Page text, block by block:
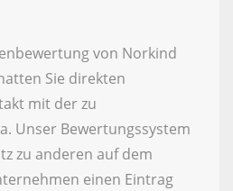
von Norkind
Sie direkten
mit der zu
Unser Bewertungssystem
zu anderen auf dem
einen Eintrag